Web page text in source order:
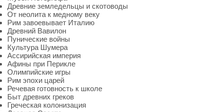
Древние земледельцы и скотоводы
От неолита к медному веку
Рим завоевывает Италию
Древний Вавилон
Пунические войны
Культура Шумера
Ассирийская империя
Афины при Перикле
Олимпийские игры
Рим эпохи царей
Речевая готовность к школе
Быт древних греков
Греческая колонизация